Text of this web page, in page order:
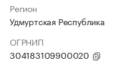
Регион
Удмуртская Республика
ОГРНИП
304183109900020